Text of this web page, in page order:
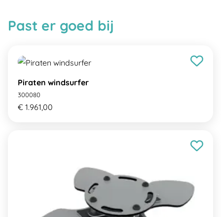
Past er goed bij
Piraten windsurfer
300080
€ 1.961,00